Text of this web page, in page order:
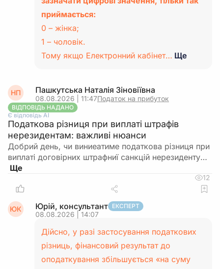
приймається:
0 – жінка;
1 – чоловік.
Тому якщо Електронний кабінет… Ще
НП Пашкутська Наталія Зіновіївна
08.08.2026 | 11:47Податок на прибуток
ВІДПОВІДЬ НАДАНО
Є відповідь АІ
Податкова різниця при виплаті штрафів
нерезидентам: важливі нюанси
Добрий день, чи виниеатиме податкова різниця при
виплаті договірних штрафниї санкцій нерезиденту…
12
ЮК Юрій, консультант ЕКСПЕРТ
08.08.2026 | 14:07
Дійсно, у разі застосування податкових
різниць, фінансовий результат до
оподаткування збільшується «на суму